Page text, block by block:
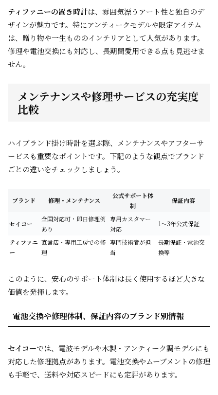
ティファニーの置き時計は、雰囲気漂うアート性と独自のデ
ザインが魅力です。特にアンティークモデルや限定アイテム
は、贈り物や一生もののインテリアとして人気があります。
修理や電池交換にも対応し、長期間愛用できる点も見逃せま
せん。
メンテナンスや修理サービスの充実度
比較
ハイブランド掛け時計を選ぶ際、メンテナンスやアフターサ
ービスも重要なポイントです。下記のような観点でブランド
ごとの違いをチェックしましょう。
ブランド 修理・メンテナンス
公式サポート体
制
保証内容
セイコー
全国対応可・即日修理例
あり
専用カスタマー
対応
1～3年公式保証
ティファニ
ー
直営店・専用工房での修
理
専門技術者が担
当
長期保証・電池交
換等
このように、安心のサポート体制は長く使用するほど大きな
価値を発揮します。
電池交換や修理体制、保証内容のブランド別情報
セイコーでは、電波モデルや木製・アンティーク調モデルにも
対応した修理拠点があります。電池交換やムーブメントの修理
も手軽で、送料や対応スピードにも定評があります。